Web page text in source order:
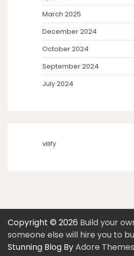
March 2025
December 2024
October 2024
September 2024
July 2024
vilify
Copyright © 2026 Build your
someone else will hire you to
Stunning Blog ByAdore Themes